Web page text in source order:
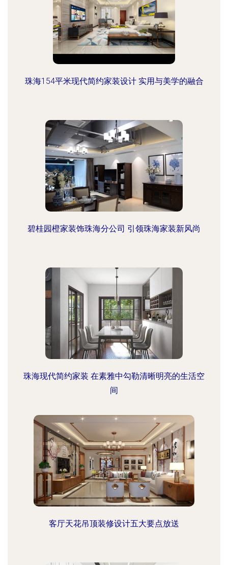
珠海154平米现代简约家装设计 实用与美学的融合
碧桂园橙家装饰珠海分公司 引领珠海家装新风尚
珠海现代简约家装 在素雅中勾勒清晰明亮的生活空
间
客厅天花吊顶装修设计五大要点放送